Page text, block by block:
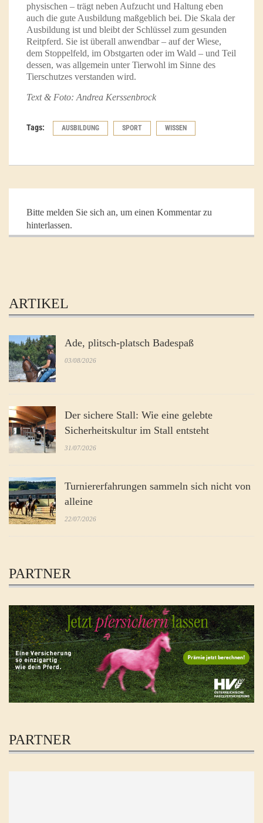
physischen – trägt neben Aufzucht und Haltung eben
auch die gute Ausbildung maßgeblich bei. Die Skala der
Ausbildung ist und bleibt der Schlüssel zum gesunden
Reitpferd. Sie ist überall anwendbar – auf der Wiese,
dem Stoppelfeld, im Obstgarten oder im Wald – und Teil
dessen, was allgemein unter Tierwohl im Sinne des
Tierschutzes verstanden wird.
Text & Foto: Andrea Kerssenbrock
Tags: AUSBILDUNG SPORT WISSEN
Bitte melden Sie sich an, um einen Kommentar zu
hinterlassen.
ARTIKEL
Ade, plitsch-platsch Badespaß
03/08/2026
Der sichere Stall: Wie eine gelebte
Sicherheitskultur im Stall entsteht
31/07/2026
Turniererfahrungen sammeln sich nicht von
alleine
22/07/2026
PARTNER
PARTNER